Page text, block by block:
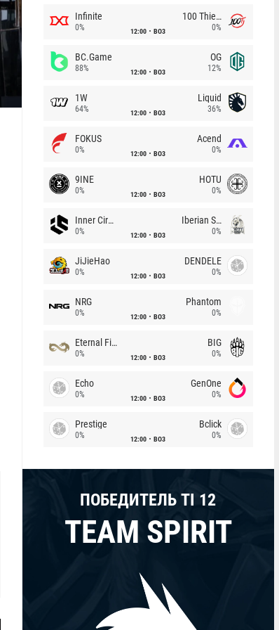
Infinite
0% 12:00 BO3
100 Thieves
0%
BC.Game
88% 12:00 BO3
OG
12%
1W
64% 12:00 BO3
Liquid
36%
FOKUS
0% 12:00 BO3
Acend
0%
9INE
0% 12:00 BO3
HOTU
0%
Inner Circle
0% 12:00 BO3
Iberian Soul
0%
JiJieHao
0% 12:00 BO3
DENDELE
0%
NRG
0% 12:00 BO3
Phantom
0%
Eternal Fire
0% 12:00 BO3
BIG
0%
Echo
0% 12:00 BO3
GenOne
0%
Prestige
0% 12:00 BO3
Bclick
0%
ПОБЕДИТЕЛЬ TI 12
TEAM SPIRIT